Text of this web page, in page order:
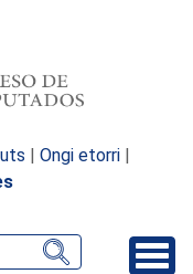
| Ongi etorri |